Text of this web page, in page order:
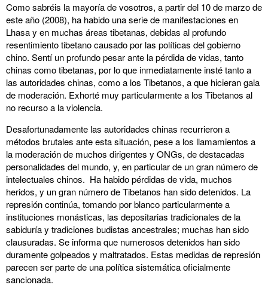
Como sabréis la mayoría de vosotros, a partir del 10 de marzo de
este año (2008), ha habido una serie de manifestaciones en
Lhasa y en muchas áreas tibetanas, debidas al profundo
resentimiento tibetano causado por las políticas del gobierno
chino. Sentí un profundo pesar ante la pérdida de vidas, tanto
chinas como tibetanas, por lo que inmediatamente insté tanto a
las autoridades chinas, como a los Tibetanos, a que hicieran gala
de moderación. Exhorté muy particularmente a los Tibetanos al
no recurso a la violencia.
Desafortunadamente las autoridades chinas recurrieron a
métodos brutales ante esta situación, pese a los llamamientos a
la moderación de muchos dirigentes y ONGs, de destacadas
personalidades del mundo, y, en particular de un gran número de
intelectuales chinos. Ha habido pérdidas de vida, muchos
heridos, y un gran número de Tibetanos han sido detenidos. La
represión continúa, tomando por blanco particularmente a
instituciones monásticas, las depositarias tradicionales de la
sabiduría y tradiciones budistas ancestrales; muchas han sido
clausuradas. Se informa que numerosos detenidos han sido
duramente golpeados y maltratados. Estas medidas de represión
parecen ser parte de una política sistemática oficialmente
sancionada.